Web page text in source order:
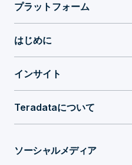
プラットフォーム
はじめに
インサイト
Teradataについて
ソーシャルメディア